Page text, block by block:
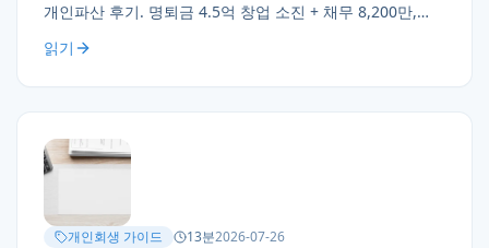
개인파산 후기. 명퇴금 4.5억 창업 소진 + 채무 8,200만,
면책. 명퇴 후 창업 실무 조언 3가지(3개월 유예·30% 예비금
·폐업 즉시 상담).
읽기
개인회생 가이드 13분2026-07-26